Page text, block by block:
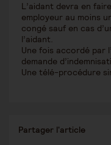
L’aidant devra en
employeur au moins
congé sauf en cas
l’aidant.
Une fois accordé par
demande
Une télé-procédure
Partager l'article